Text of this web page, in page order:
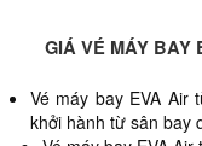
GIÁ VÉ MÁY BAY
Vé máy bay EVA Air
khởi hành từ sân bay